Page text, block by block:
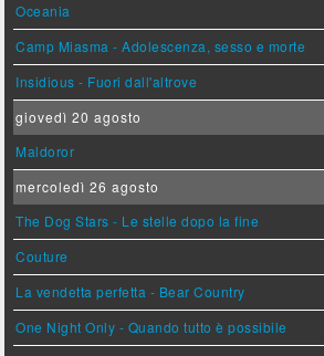
Oceania
Camp Miasma - Adolescenza, sesso e morte
Insidious - Fuori dall'altrove
giovedì 20 agosto
Maldoror
mercoledì 26 agosto
The Dog Stars - Le stelle dopo la fine
Couture
La vendetta perfetta - Bear Country
One Night Only - Quando tutto è possibile